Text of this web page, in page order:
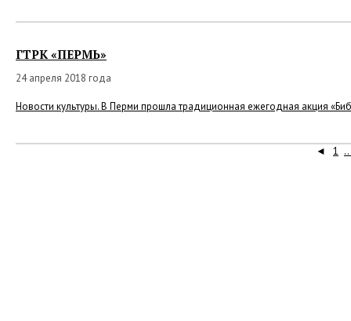
ГТРК «ПЕРМЬ»
24 апреля 2018 года
Новости культуры. В Перми прошла традиционная ежегодная акция
◄ 1